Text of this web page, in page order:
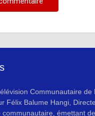
Communautaire
Félix Balume Hangi,
communautaire, émettant